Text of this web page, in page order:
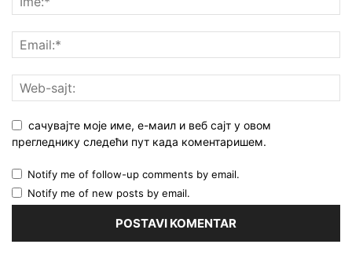
сачувајте моје име, е-маил и веб сајт у овом
прегледнику следећи пут када коментаришем.
Notify me of follow-up comments by email.
Notify me of new posts by email.